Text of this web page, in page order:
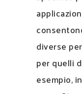
diverse
per quelli
esempio,